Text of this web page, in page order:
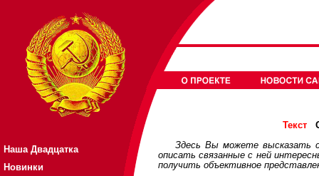
Наша Двадцатка
Новинки
Текст
Здесь Вы можете высказать
описать связанные с ней
получить объективное